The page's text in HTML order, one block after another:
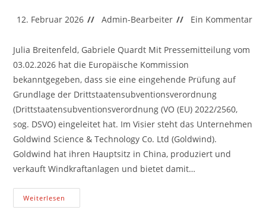
Beitrag
12. Februar 2026
Beitrags-
Admin-Bearbeiter
Beitrags-
Ein Kommentar
Julia Breitenfeld, Gabriele Quardt Mit Pressemitteilung vom
03.02.2026 hat die Europäische Kommission
bekanntgegeben, dass sie eine eingehende Prüfung auf
Grundlage der Drittstaatensubventionsverordnung
(Drittstaatensubventionsverordnung (VO (EU) 2022/2560,
sog. DSVO) eingeleitet hat. Im Visier steht das Unternehmen
Goldwind Science & Technology Co. Ltd (Goldwind).
Goldwind hat ihren Hauptsitz in China, produziert und
verkauft Windkraftanlagen und bietet damit…
Weiterlesen
Eröffnet